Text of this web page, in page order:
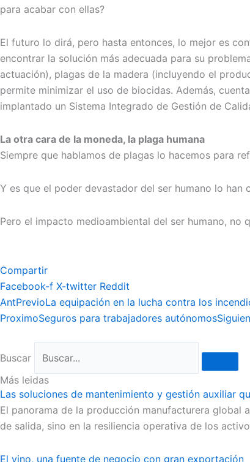
para acabar con ellas?
El futuro lo dirá, pero hasta entonces, lo mejor es
encontrar la solución más adecuada para su
actuación), plagas de la madera (incluyendo el
permite minimizar el uso de biocidas. Además,
implantado un Sistema Integrado de Gestión de
La otra cara de la moneda, la plaga humana
Siempre que hablamos de plagas lo hacemos para
Y es que el poder devastador del ser humano lo han
Pero el impacto medioambiental del ser humano, no
Compartir
Facebook-f X-twitter Reddit
AntPrevioLa equipación en la lucha contra los
ProximoSeguros para trabajadores autónomos
Buscar
Más leidas
Las soluciones de mantenimiento y gestión auxiliar
El panorama de la producción manufacturera global
de salida, sino en la resiliencia operativa de los
El vino, una fuente de negocio con gran exportación